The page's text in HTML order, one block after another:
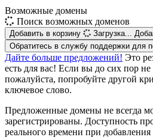
Возможные домены
Поиск возможных доменов
Добавить в корзину Загрузка...
Обратитесь в службу поддержки для
Дайте больше предложений! Это
есть для вас! Если вы до сих пор
пожалуйста, попробуйте другой
ключевое слово.
Предложенные домены не всегда
зарегистрированы. Доступность
реального времени при добавления